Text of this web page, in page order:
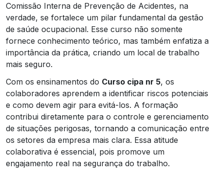
Comissão Interna de Prevenção de Acidentes, na
verdade, se fortalece um pilar fundamental da gestão
de saúde ocupacional. Esse curso não somente
fornece conhecimento teórico, mas também enfatiza a
importância da prática, criando um local de trabalho
mais seguro.
Com os ensinamentos do Curso cipa nr 5, os
colaboradores aprendem a identificar riscos potenciais
e como devem agir para evitá-los. A formação
contribui diretamente para o controle e gerenciamento
de situações perigosas, tornando a comunicação entre
os setores da empresa mais clara. Essa atitude
colaborativa é essencial, pois promove um
engajamento real na segurança do trabalho.